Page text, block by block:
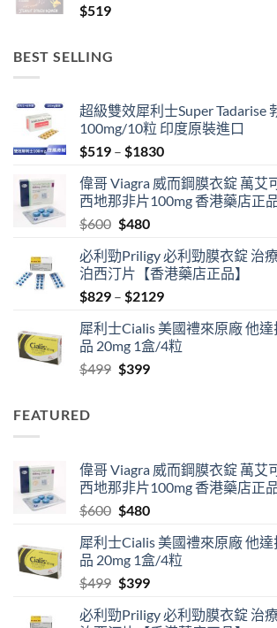
$519
BEST SELLING
超級雙效犀利士Super Tadarise
100mg/10粒 印度原裝進口
$519 – $1830Price
$519
through
偉哥 Viagra 威而鋼膜衣錠 萬艾
西地那非片100mg 香港藥店正
$600 Original
was:
$600.
$480Current
is:
$480.
必利勁Priligy 必利勁膜衣錠 治
泊西汀片【香港藥店正品】
$829 – $2129Price
$829
through
犀利士Cialis 美國禮來原廠 他
品 20mg 1盒/4粒
$499 Original
$399Current
FEATURED
偉哥 Viagra 威而鋼膜衣錠 萬艾
西地那非片100mg 香港藥店正
$600 Original
was:
$600.
$480Current
is:
$480.
犀利士Cialis 美國禮來原廠 他
品 20mg 1盒/4粒
$499 Original
was:
$399Current
is:
必利勁Priligy 必利勁膜衣錠 治